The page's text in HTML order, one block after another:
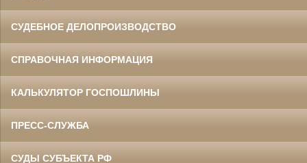
СУДЕБНОЕ ДЕЛОПРОИЗВОДСТВО
СПРАВОЧНАЯ ИНФОРМАЦИЯ
КАЛЬКУЛЯТОР ГОСПОШЛИНЫ
ПРЕСС-СЛУЖБА
СУДЫ СУБЪЕКТА РФ